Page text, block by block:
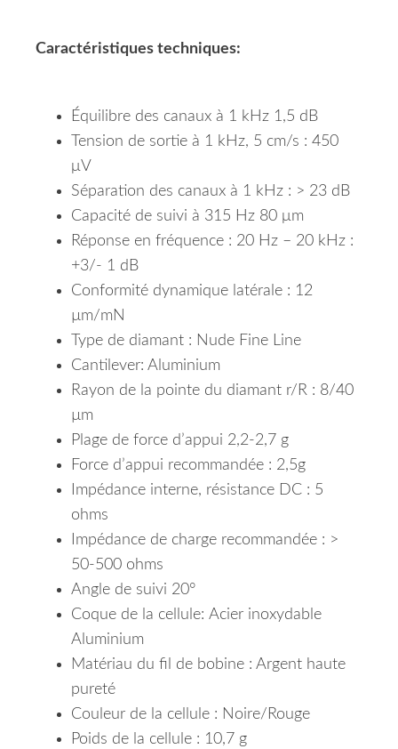
Caractéristiques techniques:
Équilibre des canaux à 1 kHz 1,5 dB
Tension de sortie à 1 kHz, 5 cm/s : 450
μV
Séparation des canaux à 1 kHz : > 23 dB
Capacité de suivi à 315 Hz 80 μm
Réponse en fréquence : 20 Hz – 20 kHz :
+3/- 1 dB
Conformité dynamique latérale : 12
µm/mN
Type de diamant : Nude Fine Line
Cantilever: Aluminium
Rayon de la pointe du diamant r/R : 8/40
µm
Plage de force d’appui 2,2-2,7 g
Force d’appui recommandée : 2,5g
Impédance interne, résistance DC : 5
ohms
Impédance de charge recommandée : >
50-500 ohms
Angle de suivi 20°
Coque de la cellule: Acier inoxydable
Aluminium
Matériau du fil de bobine : Argent haute
pureté
Couleur de la cellule : Noire/Rouge
Poids de la cellule : 10,7 g